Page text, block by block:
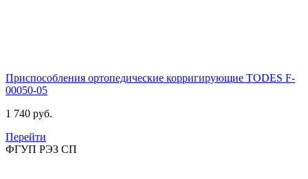
Приспособления ортопедические корригирующие TODES F-
00050-05
1 740 руб.
Перейти
ФГУП РЭЗ СП